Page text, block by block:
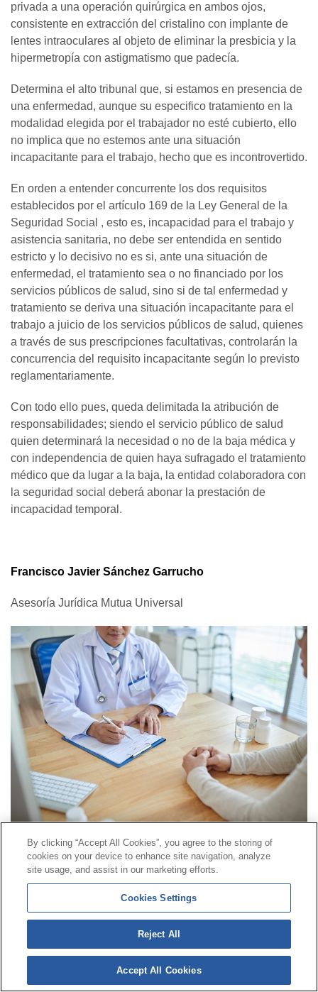
privada a una operación quirúrgica en ambos ojos,
consistente en extracción del cristalino con implante de
lentes intraoculares al objeto de eliminar la presbicia y la
hipermetropía con astigmatismo que padecía.
Determina el alto tribunal que, si estamos en presencia de
una enfermedad, aunque su especifico tratamiento en la
modalidad elegida por el trabajador no esté cubierto, ello
no implica que no estemos ante una situación
incapacitante para el trabajo, hecho que es incontrovertido.
En orden a entender concurrente los dos requisitos
establecidos por el artículo 169 de la Ley General de la
Seguridad Social , esto es, incapacidad para el trabajo y
asistencia sanitaria, no debe ser entendida en sentido
estricto y lo decisivo no es si, ante una situación de
enfermedad, el tratamiento sea o no financiado por los
servicios públicos de salud, sino si de tal enfermedad y
tratamiento se deriva una situación incapacitante para el
trabajo a juicio de los servicios públicos de salud, quienes
a través de sus prescripciones facultativas, controlarán la
concurrencia del requisito incapacitante según lo previsto
reglamentariamente.
Con todo ello pues, queda delimitada la atribución de
responsabilidades; siendo el servicio público de salud
quien determinará la necesidad o no de la baja médica y
con independencia de quien haya sufragado el tratamiento
médico que da lugar a la baja, la entidad colaboradora con
la seguridad social deberá abonar la prestación de
incapacidad temporal.
Francisco Javier Sánchez Garrucho
Asesoría Jurídica Mutua Universal
Contacte |Perfil del contractant|Reclamacions
Línia Universal 900 203 203|Zona Privada Comissió de
Prestacions Especials|Zona Privada Proveïdor Sanitari
© Mutua Universal 2026| Mapa del web
Política de Protecció de Dades | Política de cookies
Segueix-nos a:
By clicking “Accept All Cookies”, you agree to the storing of
cookies on your device to enhance site navigation, analyze
site usage, and assist in our marketing efforts.
Cookies Settings
Reject All
Accept All Cookies